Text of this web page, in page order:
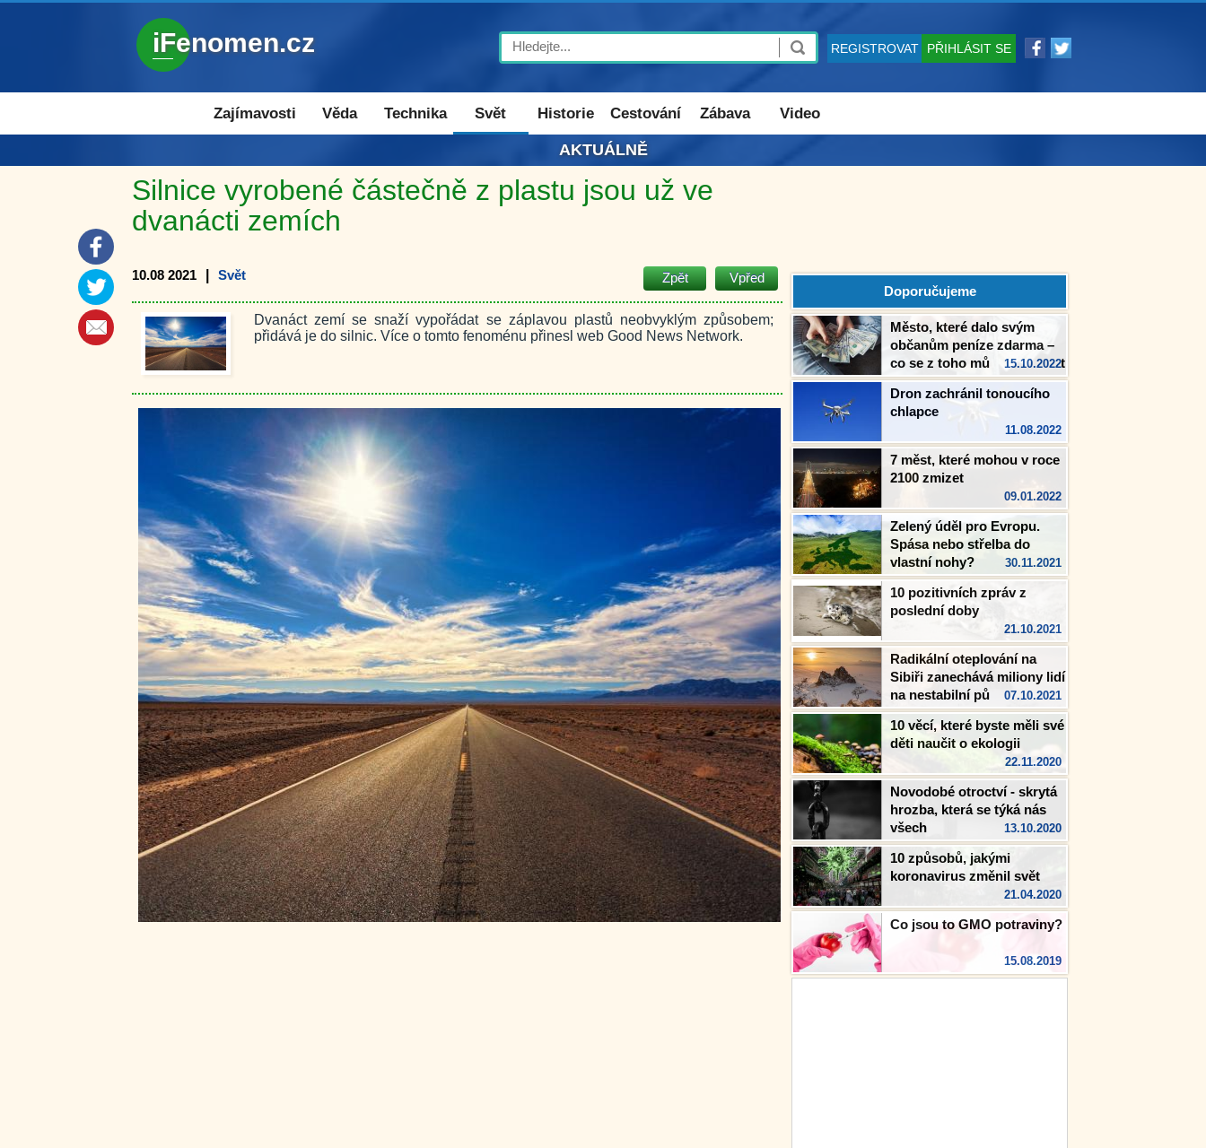
iFenomen.cz REGISTROVAT PŘIHLÁSIT SE
Search
Zajímavosti Věda Technika Svět Historie Cestování Zábava Video
AKTUÁLNĚ
Doporučujeme
Město, které dalo svým
občanům peníze zdarma –
co se z toho můžeme naučit
15.10.2022
Dron zachránil tonoucího
chlapce
11.08.2022
7 měst, které mohou v roce
2100 zmizet
09.01.2022
Zelený úděl pro Evropu.
Spása nebo střelba do
vlastní nohy?
30.11.2021
10 pozitivních zpráv z
poslední doby
21.10.2021
Radikální oteplování na
Sibiři zanechává miliony lidí
na nestabilní půdě07.10.2021
10 věcí, které byste měli své
děti naučit o ekologii
22.11.2020
Novodobé otroctví - skrytá
hrozba, která se týká nás
všech
13.10.2020
10 způsobů, jakými
koronavirus změnil svět
21.04.2020
Co jsou to GMO potraviny?
15.08.2019
Silnice vyrobené částečně z plastu jsou už ve
dvanácti zemích
Zpět Vpřed
10.08 2021 Svět
Dvanáct zemí se snaží vypořádat se záplavou plastů neobvyklým způsobem;
přidává je do silnic. Více o tomto fenoménu přinesl web Good News Network.